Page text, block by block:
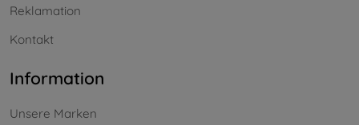
Reklamation
Kontakt
Information
Unsere Marken